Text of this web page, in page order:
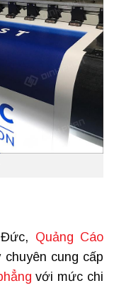
Quảng Cáo
cung cấp
với mức chi